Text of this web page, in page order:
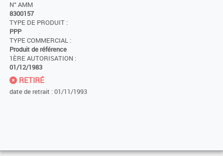
N° AMM
8300157
TYPE DE PRODUIT :
PPP
TYPE COMMERCIAL :
Produit de référence
1ÈRE AUTORISATION :
01/12/1983
RETIRÉ
date de retrait : 01/11/1993